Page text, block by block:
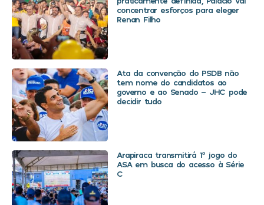
concentrar esforços para eleger
Renan Filho
Ata da convenção do PSDB não
tem nome do candidatos ao
governo e ao Senado – JHC pode
decidir tudo
Arapiraca transmitirá 1º jogo do
ASA em busca do acesso à Série
C